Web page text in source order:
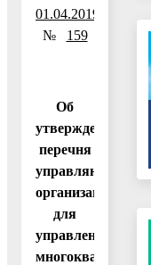
01.04.2019
№ 159
Об
утверждении
перечня
управляющих
организаций
для
управления
многоквартирным